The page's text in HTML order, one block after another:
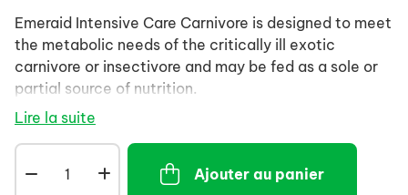
Emeraid Intensive Care Carnivore is designed to meet
the metabolic needs of the critically ill exotic
carnivore or insectivore and may be fed as a sole or
partial source of nutrition.
Lire la suite
Ajouter au panier